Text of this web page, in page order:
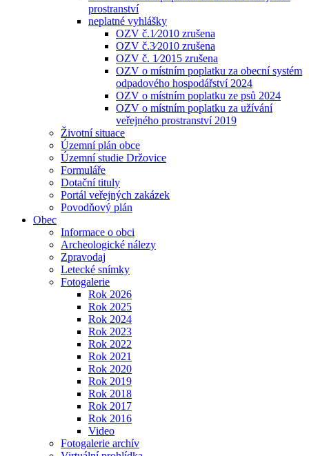
prostranství
neplatné vyhlášky
OZV č.1⁄2010 zrušena
OZV č.3⁄2010 zrušena
OZV č. 1⁄2015 zrušena
OZV o místním poplatku za obecní systém
odpadového hospodářství 2024
OZV o místním poplatku ze psů 2024
OZV o místním poplatku za užívání
veřejného prostranství 2019
Životní situace
Územní plán obce
Územní studie Držovice
Formuláře
Dotační tituly
Portál veřejných zakázek
Povodňový plán
Obec
Informace o obci
Archeologické nálezy
Zpravodaj
Letecké snímky
Fotogalerie
Rok 2026
Rok 2025
Rok 2024
Rok 2023
Rok 2022
Rok 2021
Rok 2020
Rok 2019
Rok 2018
Rok 2017
Rok 2016
Video
Fotogalerie archív